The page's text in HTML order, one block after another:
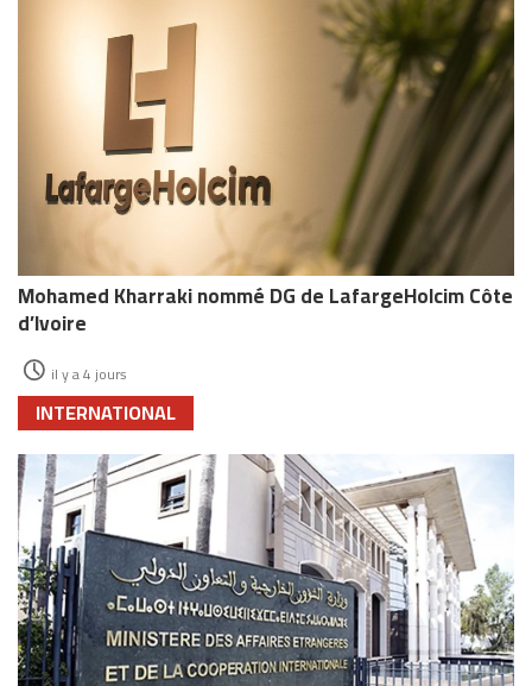
Mohamed Kharraki nommé DG de LafargeHolcim Côte
d’Ivoire
il y a 4 jours
INTERNATIONAL